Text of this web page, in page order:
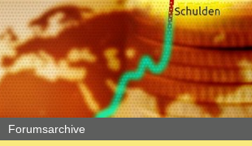
Forumsarchive